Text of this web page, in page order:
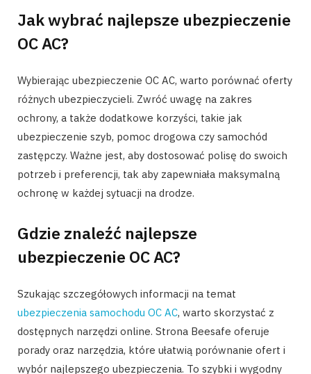
Jak wybrać najlepsze ubezpieczenie
OC AC?
Wybierając ubezpieczenie OC AC, warto porównać oferty
różnych ubezpieczycieli. Zwróć uwagę na zakres
ochrony, a także dodatkowe korzyści, takie jak
ubezpieczenie szyb, pomoc drogowa czy samochód
zastępczy. Ważne jest, aby dostosować polisę do swoich
potrzeb i preferencji, tak aby zapewniała maksymalną
ochronę w każdej sytuacji na drodze.
Gdzie znaleźć najlepsze
ubezpieczenie OC AC?
Szukając szczegółowych informacji na temat
ubezpieczenia samochodu OC AC, warto skorzystać z
dostępnych narzędzi online. Strona Beesafe oferuje
porady oraz narzędzia, które ułatwią porównanie ofert i
wybór najlepszego ubezpieczenia. To szybki i wygodny